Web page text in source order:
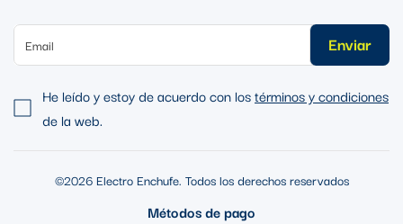
Enviar
He leído y estoy de acuerdo con lostérminos y condiciones
de la web.
©2026 Electro Enchufe. Todos los derechos reservados
Métodos de pago